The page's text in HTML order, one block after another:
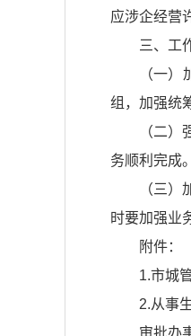
应涉企经营
三、工
（一
组，加强统
（二
务顺利完成
（三
时要加强业
附件：
1.市城
2.从事
审批办